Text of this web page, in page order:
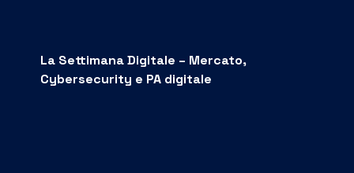
La Settimana Digitale – Mercato,
Cybersecurity e PA digitale